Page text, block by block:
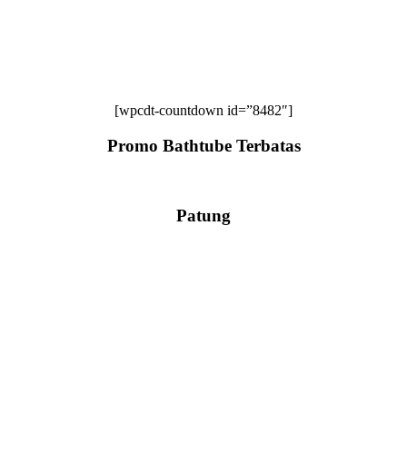
[wpcdt-countdown id=”8482″]
Promo Bathtube Terbatas
Patung